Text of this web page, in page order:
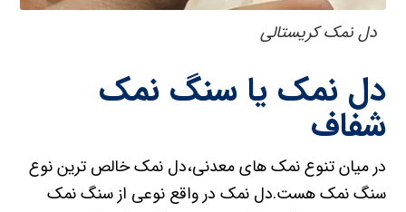
دل نمک کریستالی
دل نمک یا سنگ نمک
شفاف
در میان تنوع نمک های معدنی،دل نمک خالص ترین نوع
سنگ نمک هست.دل نمک در واقع نوعی از سنگ نمک